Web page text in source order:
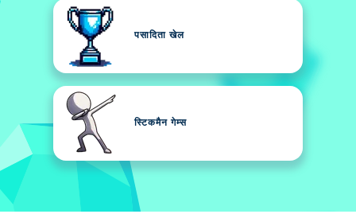
पसादिता खेल
स्टिकमैन गेम्स